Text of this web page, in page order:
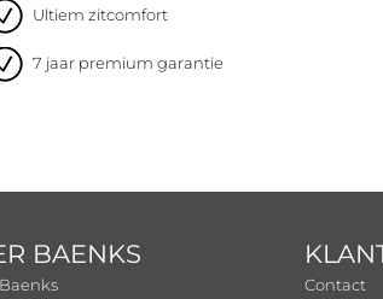
Ultiem zitcomfort
7 jaar premium garantie
BAENKS
Contact